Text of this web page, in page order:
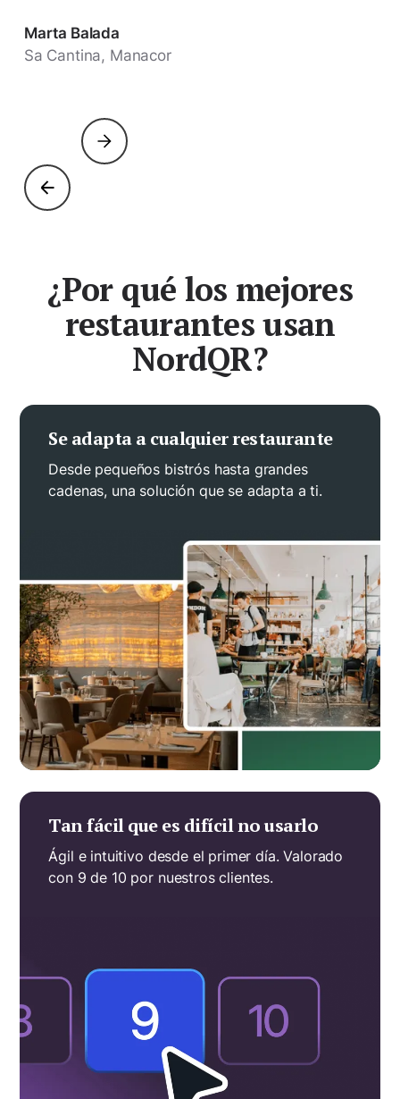
Marta Balada
Sa Cantina, Manacor
¿Por qué los mejores
restaurantes usan
NordQR?
Se adapta a cualquier restaurante
Desde pequeños bistrós hasta grandes
cadenas, una solución que se adapta a ti.
Tan fácil que es difícil no usarlo
Ágil e intuitivo desde el primer día. Valorado
con 9 de 10 por nuestros clientes.